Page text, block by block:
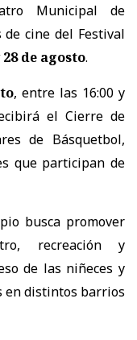
Municipal de
cine del Festival
28 de agosto.
, entre las 16:00 y
el Cierre de
de Básquetbol,
que participan de
busca promover
recreación y
de las niñeces y
en distintos barrios